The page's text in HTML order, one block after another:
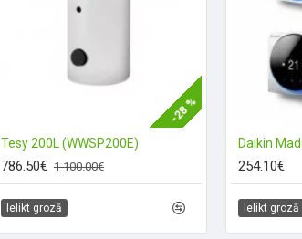
-28 %
Tesy 200L (WWSP200E)
786.50€ 1 100.00€
Ielikt grozā
254.10€
Ielikt grozā